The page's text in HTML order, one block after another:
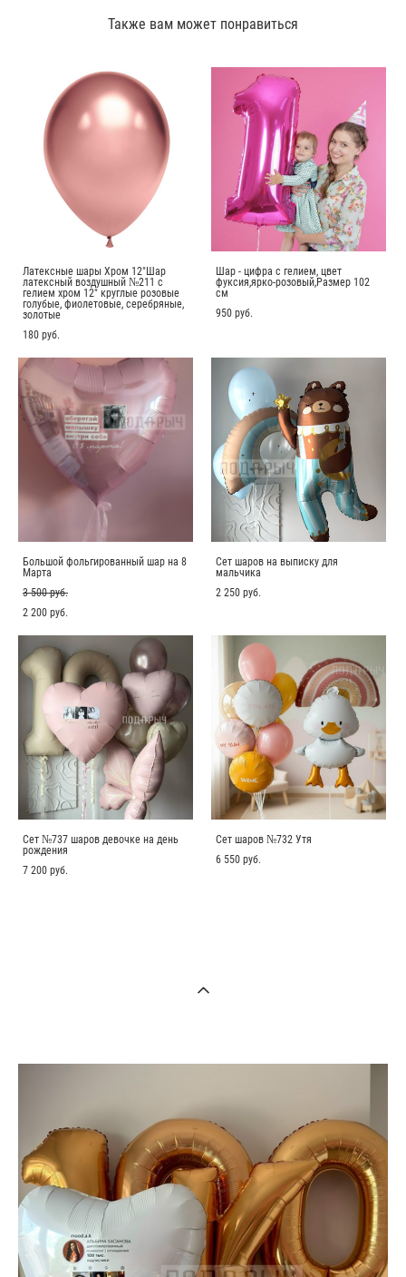
Также вам может понравиться
Латексные шары Хром 12"Шар
латексный воздушный №211 с
гелием хром 12" круглые розовые
голубые, фиолетовые, серебряные,
золотые
180 pуб.
Шар - цифра с гелием, цвет
фуксия,ярко-розовый,Размер 102
см
950 pуб.
Большой фольгированный шар на 8
Марта
3 500 pуб.
2 200 pуб.
Сет шаров на выписку для
мальчика
2 250 pуб.
Сет №737 шаров девочке на день
рождения
7 200 pуб.
Сет шаров №732 Утя
6 550 pуб.